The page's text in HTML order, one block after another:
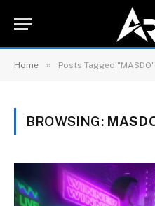
Home » Posts Tagged "MASDO"
BROWSING: